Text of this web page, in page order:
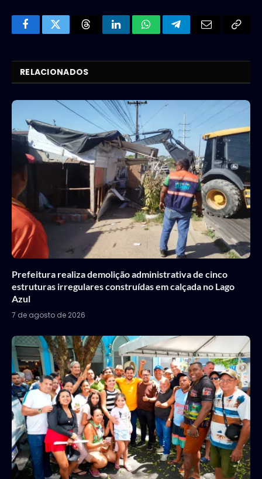
FacebookTwitterThreadsLinkedInWhatsAppTelegramEmail
Copy
RELACIONADOS
Prefeitura realiza demolição administrativa de cinco
estruturas irregulares construídas em calçada no Lago
Azul
7 de agosto de 2026